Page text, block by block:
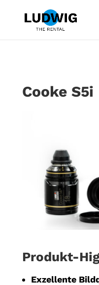
Cooke S5i
Produkt-
Exzellente